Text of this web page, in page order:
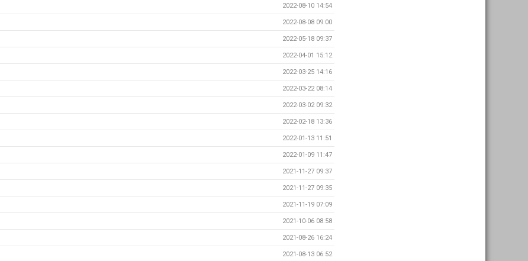
2022-08-10 14:54
2022-08-08 09:00
2022-05-18 09:37
2022-04-01 15:12
2022-03-25 14:16
2022-03-22 08:14
2022-03-02 09:32
2022-02-18 13:36
2022-01-13 11:51
2022-01-09 11:47
2021-11-27 09:37
2021-11-27 09:35
2021-11-19 07:09
2021-10-06 08:58
2021-08-26 16:24
2021-08-13 06:52